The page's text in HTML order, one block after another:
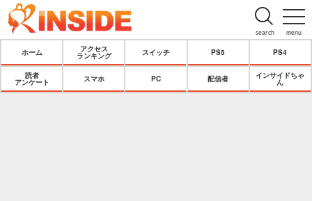
menu
search
ホーム
アクセス
ランキング
スイッチ PS5 PS4
読者
アンケート
スマホ PC 配信者
インサイドちゃ
ん